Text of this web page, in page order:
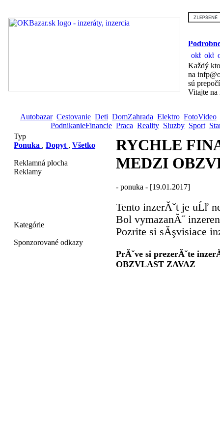
Každý
na
sú
Vitajte na
Autobazar Cestovanie Deti DomZahrada Elektro FotoVideo
PodnikanieFinancie Praca Reality Sluzby Sport
Typ
Ponuka , Dopyt , Všetko
Reklamná plocha
Reklamy
Kategórie
Sponzorované odkazy
RYCHLE
MEDZI
- ponuka - [19.01.2017]
Tento inzerĂˇt je uĹľ
Bol vymazanĂ˝
Pozrite si sĂşvisiace
PrĂˇve si prezerĂˇte
OBZVLAST ZAVAZ